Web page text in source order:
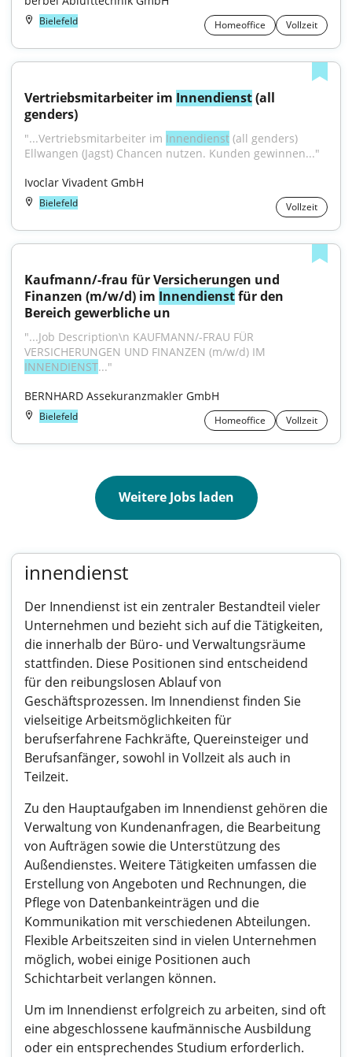
Bielefeld Homeoffice Vollzeit
Vertriebsmitarbeiter im Innendienst (all
genders)
"...Vertriebsmitarbeiter im Innendienst (all genders)
Ellwangen (Jagst) Chancen nutzen. Kunden gewinnen..."
Ivoclar Vivadent GmbH
Bielefeld Vollzeit
Kaufmann/-frau für Versicherungen und
Finanzen (m/w/d) im Innendienst für den
Bereich gewerbliche un
"...Job Description\n KAUFMANN/-FRAU FÜR
INNENDIENST..."
BERNHARD Assekuranzmakler GmbH
Bielefeld Homeoffice Vollzeit
Weitere Jobs laden
innendienst
Der Innendienst ist ein zentraler Bestandteil vieler
Unternehmen und bezieht sich auf die Tätigkeiten,
die innerhalb der Büro- und Verwaltungsräume
stattfinden. Diese Positionen sind entscheidend
für den reibungslosen Ablauf von
Geschäftsprozessen. Im Innendienst finden Sie
vielseitige Arbeitsmöglichkeiten für
berufserfahrene Fachkräfte, Quereinsteiger und
Berufsanfänger, sowohl in Vollzeit als auch in
Teilzeit.
Zu den Hauptaufgaben im Innendienst gehören die
Verwaltung von Kundenanfragen, die Bearbeitung
von Aufträgen sowie die Unterstützung des
Außendienstes. Weitere Tätigkeiten umfassen die
Erstellung von Angeboten und Rechnungen, die
Pflege von Datenbankeinträgen und die
Kommunikation mit verschiedenen Abteilungen.
Flexible Arbeitszeiten sind in vielen Unternehmen
möglich, wobei einige Positionen auch
Schichtarbeit verlangen können.
Um im Innendienst erfolgreich zu arbeiten, sind oft
eine abgeschlossene kaufmännische Ausbildung
oder ein entsprechendes Studium erforderlich.